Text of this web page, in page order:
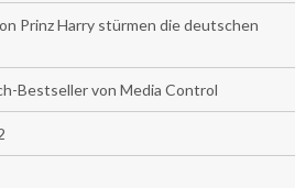
Prinz Harry stürmen die deutschen
Bestseller von Media Control